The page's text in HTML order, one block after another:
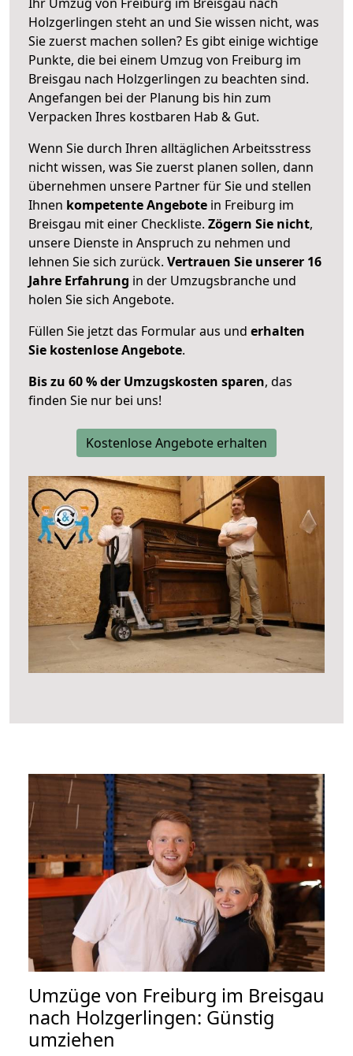
Holzgerlingen steht an und Sie wissen nicht, was
Sie zuerst machen sollen? Es gibt einige wichtige
Punkte, die bei einem Umzug von Freiburg im
Breisgau nach Holzgerlingen zu beachten sind.
Angefangen bei der Planung bis hin zum
Verpacken Ihres kostbaren Hab & Gut.
Wenn Sie durch Ihren alltäglichen Arbeitsstress
nicht wissen, was Sie zuerst planen sollen, dann
übernehmen unsere Partner für Sie und stellen
Ihnen kompetente Angebote in Freiburg im
Breisgau mit einer Checkliste. Zögern Sie nicht,
unsere Dienste in Anspruch zu nehmen und
lehnen Sie sich zurück. Vertrauen Sie unserer 16
Jahre Erfahrung in der Umzugsbranche und
holen Sie sich Angebote.
Füllen Sie jetzt das Formular aus und erhalten
Sie kostenlose Angebote.
Bis zu 60 % der Umzugskosten sparen, das
finden Sie nur bei uns!
Kostenlose Angebote erhalten
Umzüge von Freiburg im Breisgau
nach Holzgerlingen: Günstig
umziehen